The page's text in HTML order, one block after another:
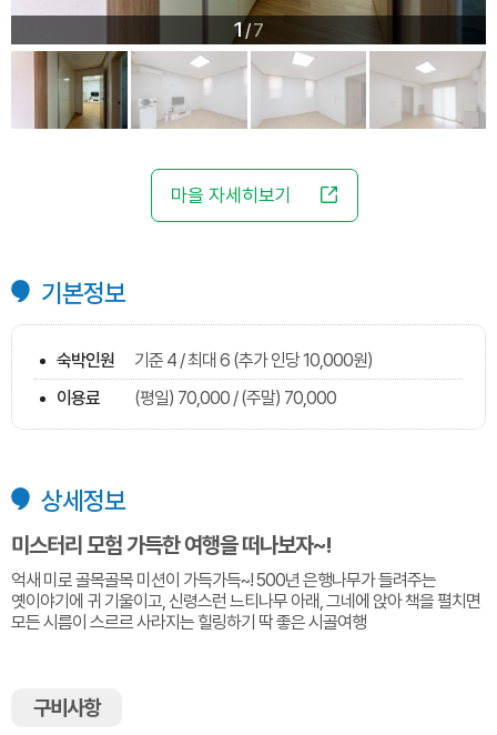
1/7
마을 자세히보기
기본정보
숙박인원
기준 4 / 최대 6 (추가 인당 10,000원)
이용료
(평일) 70,000 / (주말) 70,000
상세정보
미스터리 모험 가득한 여행을 떠나보자~!
억새 미로 골목골목 미션이 가득가득~! 500년 은행나무가 들려주는
옛이야기에 귀 기울이고, 신령스런 느티나무 아래, 그네에 앉아 책을 펼치면
모든 시름이 스르르 사라지는 힐링하기 딱 좋은 시골여행
구비사항